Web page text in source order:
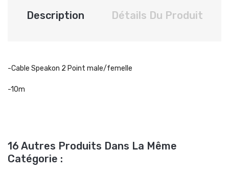
Description Détails Du Produit
-Cable Speakon 2 Point male/femelle
-10m
16 Autres Produits Dans La Même
Catégorie :